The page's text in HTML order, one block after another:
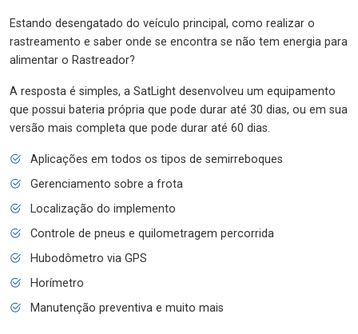
Estando desengatado do veículo principal, como realizar o
rastreamento e saber onde se encontra se não tem energia para
alimentar o Rastreador?
A resposta é simples, a SatLight desenvolveu um equipamento
que possui bateria própria que pode durar até 30 dias, ou em sua
versão mais completa que pode durar até 60 dias.
Aplicações em todos os tipos de semirreboques
Gerenciamento sobre a frota
Localização do implemento
Controle de pneus e quilometragem percorrida
Hubodômetro via GPS
Horímetro
Manutenção preventiva e muito mais